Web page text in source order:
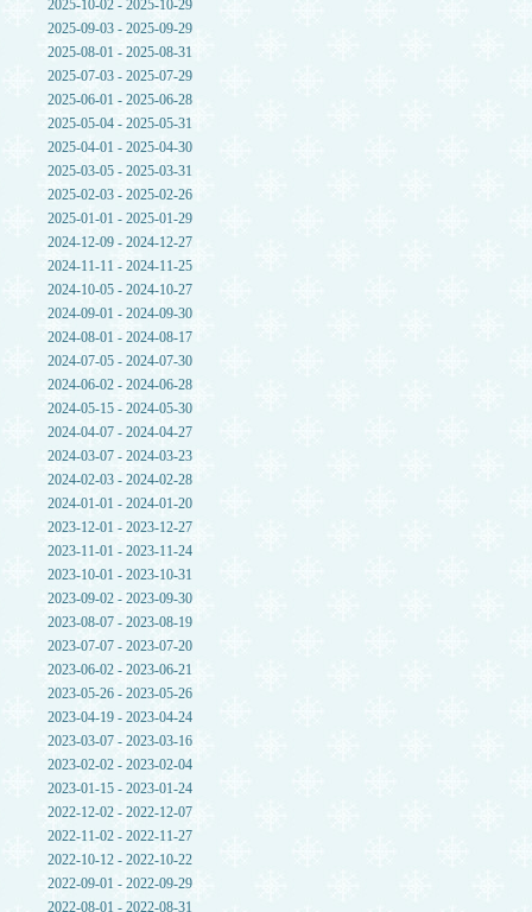
2025-10-02 - 2025-10-29
2025-09-03 - 2025-09-29
2025-08-01 - 2025-08-31
2025-07-03 - 2025-07-29
2025-06-01 - 2025-06-28
2025-05-04 - 2025-05-31
2025-04-01 - 2025-04-30
2025-03-05 - 2025-03-31
2025-02-03 - 2025-02-26
2025-01-01 - 2025-01-29
2024-12-09 - 2024-12-27
2024-11-11 - 2024-11-25
2024-10-05 - 2024-10-27
2024-09-01 - 2024-09-30
2024-08-01 - 2024-08-17
2024-07-05 - 2024-07-30
2024-06-02 - 2024-06-28
2024-05-15 - 2024-05-30
2024-04-07 - 2024-04-27
2024-03-07 - 2024-03-23
2024-02-03 - 2024-02-28
2024-01-01 - 2024-01-20
2023-12-01 - 2023-12-27
2023-11-01 - 2023-11-24
2023-10-01 - 2023-10-31
2023-09-02 - 2023-09-30
2023-08-07 - 2023-08-19
2023-07-07 - 2023-07-20
2023-06-02 - 2023-06-21
2023-05-26 - 2023-05-26
2023-04-19 - 2023-04-24
2023-03-07 - 2023-03-16
2023-02-02 - 2023-02-04
2023-01-15 - 2023-01-24
2022-12-02 - 2022-12-07
2022-11-02 - 2022-11-27
2022-10-12 - 2022-10-22
2022-09-01 - 2022-09-29
2022-08-01 - 2022-08-31